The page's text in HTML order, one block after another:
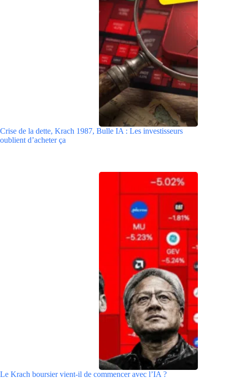
Crise de la dette, Krach 1987, Bulle IA : Les investisseurs
oublient d’acheter ça
Le Krach boursier vient-il de commencer avec l’IA ?